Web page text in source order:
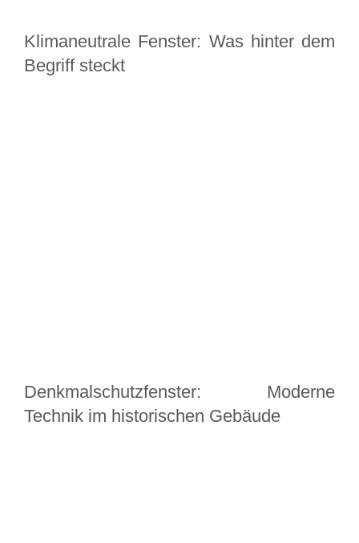
Klimaneutrale Fenster: Was hinter dem
Begriff steckt
Denkmalschutzfenster: Moderne
Technik im historischen Gebäude